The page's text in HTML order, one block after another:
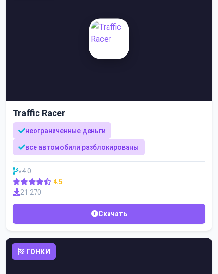
Traffic Racer
неограниченные деньги
все автомобили разблокированы
v4.0
4.5
21 270
Скачать
ГОНКИ